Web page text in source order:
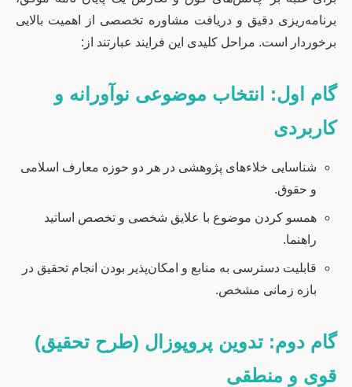
برنامه‌ریزی دقیق و دریافت مشاوره تخصصی از اهمیت بالایی
برخوردار است. مراحل کلیدی این فرایند عبارتند از:
گام اول: انتخاب موضوعی نوآورانه و
کاربردی
شناسایی خلاءهای پژوهشی در هر دو حوزه معارف اسلامی
و حقوق.
همسو کردن موضوع با علایق شخصی و تخصص اساتید
راهنما.
قابلیت دسترسی به منابع و امکان‌پذیر بودن انجام تحقیق در
بازه زمانی مشخص.
گام دوم: تدوین پروپوزال (طرح تحقیق)
قوی و منطقی